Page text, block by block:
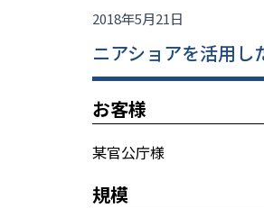
2018年5月21日
ニアショアを活用し
お客様
某官公庁様
規模